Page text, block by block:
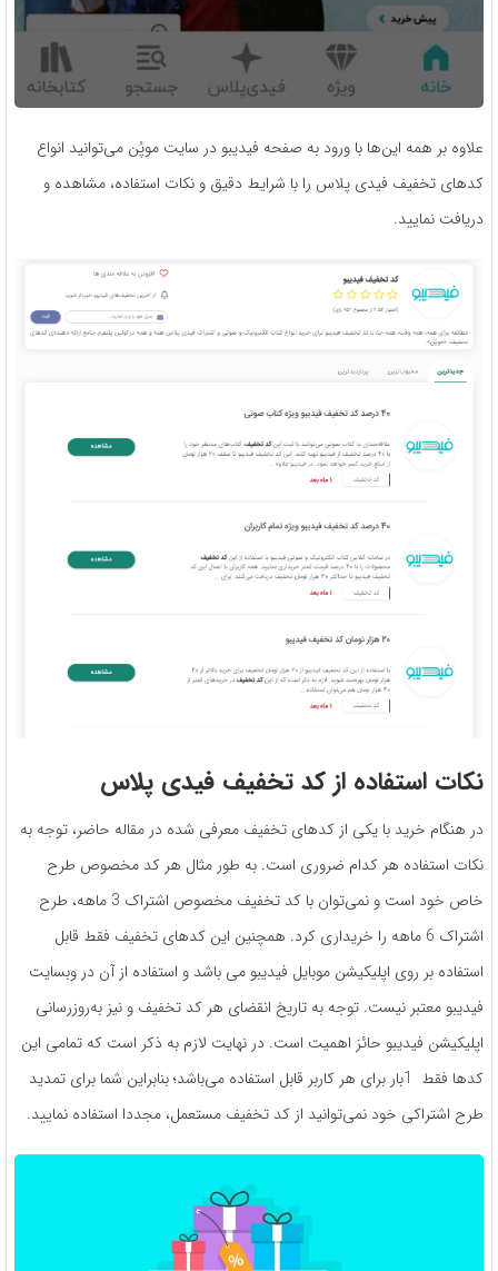
علاوه بر همه این‌ها با ورود به صفحه فیدیبو در سایت موپُن می‌توانید انواع
کدهای تخفیف فیدی پلاس را با شرایط دقیق و نکات استفاده، مشاهده و
دریافت نمایید.
نکات استفاده از کد تخفیف فیدی پلاس
در هنگام خرید با یکی از کدهای تخفیف معرفی شده در مقاله حاضر، توجه به
نکات استفاده هر کدام ضروری است. به طور مثال هر کد مخصوص طرح
خاص خود است و نمی‌توان با کد تخفیف مخصوص اشتراک 3 ماهه، طرح
اشتراک 6 ماهه را خریداری کرد. همچنین این کدهای تخفیف فقط قابل
استفاده بر روی اپلیکیشن موبایل فیدیبو می باشد و استفاده از آن در وبسایت
فیدیبو معتبر نیست. توجه به تاریخ انقضای هر کد تخفیف و نیز به‌روز‌رسانی
اپلیکیشن فیدیبو حائز اهمیت است. در نهایت لازم به ذکر است که تمامی این
کدها فقط 1بار برای هر کاربر قابل استفاده می‌باشد؛ بنابراین شما برای تمدید
طرح اشتراکی خود نمی‌توانید از کد تخفیف مستعمل، مجددا استفاده نمایید.